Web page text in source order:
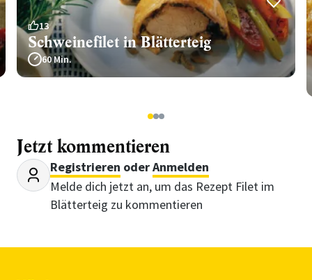
13
Schweinefilet in Blätterteig
60 Min.
123
Jetzt kommentieren
Registrieren oderAnmelden
Melde dich jetzt an, um das Rezept Filet im
Blätterteig zu kommentieren